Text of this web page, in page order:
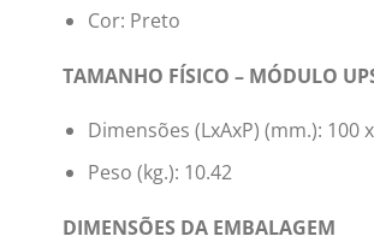
Cor: Preto
TAMANHO FÍSICO – MÓDULO
Dimensões (LxAxP) (mm.): 100
Peso (kg.): 10.42
DIMENSÕES DA EMBALAGEM